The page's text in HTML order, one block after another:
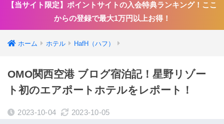
【当サイト限定】ポイントサイトの入会特典ランキング！ここ
からの登録で最大1万円以上お得！
ホーム ホテル HafH（ハフ）
OMO関西空港 ブログ宿泊記！星野リゾー
ト初のエアポートホテルをレポート！
2023-10-04 2023-10-05